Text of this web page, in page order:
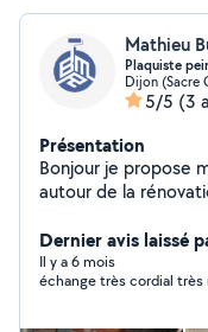
Mathieu
Plaquiste
Dijon (Sacre
5/5 (3
Présentation
Bonjour je propose
autour de la
l'agencement.
demande du client.
Dernier avis laissé
Il y a 6 mois